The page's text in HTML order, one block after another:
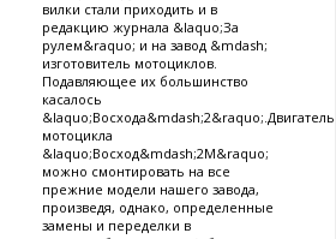
вилки стали приходить и в
редакцию журнала &laquo;За
рулем&raquo; и на завод &mdash;
изготовитель мотоциклов.
Подавляющее их большинство
касалось
&laquo;Восхода&mdash;2&raquo;.Двигатель
мотоцикла
&laquo;Восход&mdash;2М&raquo;
можно смонтировать на все
прежние модели нашего завода,
произведя, однако, определенные
замены и переделки в